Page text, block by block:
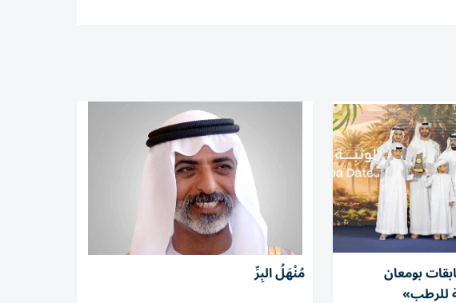
بومعان
للرطب»
مُنْهَلُ البِرِّ